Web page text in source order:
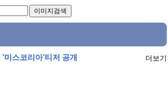
'미스코리아'티저 공개 더보기